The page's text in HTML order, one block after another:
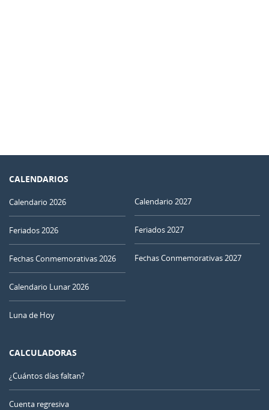
CALENDARIOS
Calendario 2026
Feriados 2026
Fechas Conmemorativas 2026
Calendario Lunar 2026
Luna de Hoy
Calendario 2027
Feriados 2027
Fechas Conmemorativas 2027
CALCULADORAS
¿Cuántos días faltan?
Cuenta regresiva